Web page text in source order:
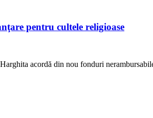
pentru cultele religioase
acordă din nou fonduri